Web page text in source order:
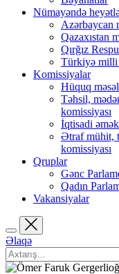
Nümayəndə
Azərbaycan
Qazaxıstan
Qırğız
Türkiyə milli
Komissiyalar
Hüquq
Təhsil,
komissiyası
İqtisadi
Ətraf mühit,
komissiyası
Qruplar
Gənc
Qadın
Vakansiyalar
Əlaqə